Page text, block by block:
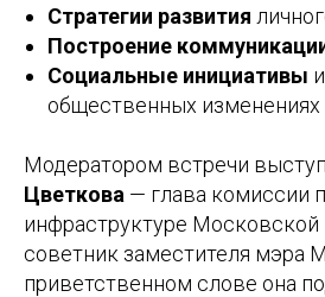
Стратегии развития
Построение
Социальные инициативы
общественных изменениях
Модератором встречи
Цветкова — глава комиссии
инфраструктуре
советник заместителя мэра
приветственном слове она